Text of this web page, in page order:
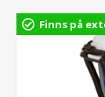
Finns på